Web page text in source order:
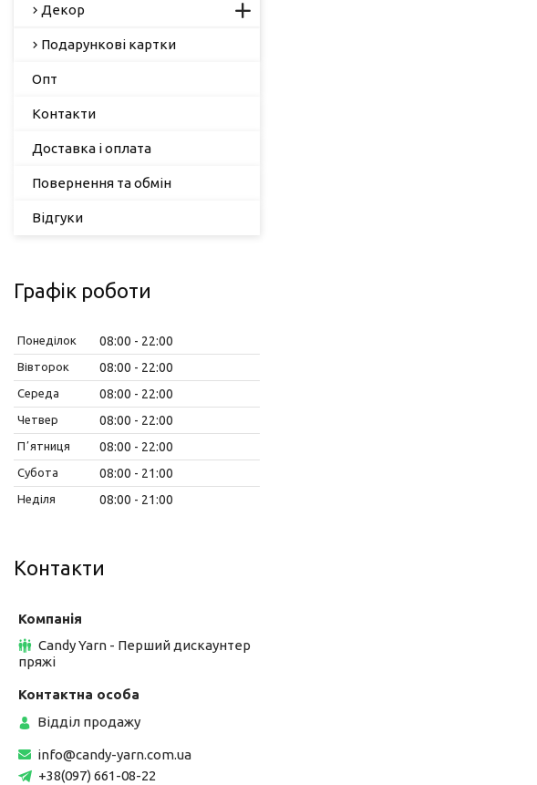
Декор
Подарункові картки
Опт
Контакти
Доставка і оплата
Повернення та обмін
Відгуки
Графік роботи
Понеділок 08:00 22:00
Вівторок 08:00 22:00
Середа 08:00 22:00
Четвер 08:00 22:00
Пʼятниця 08:00 22:00
Субота 08:00 21:00
Неділя 08:00 21:00
Контакти
Candy Yarn - Перший дискаунтер
пряжі
Відділ продажу
info@candy-yarn.com.ua
+38(097) 661-08-22